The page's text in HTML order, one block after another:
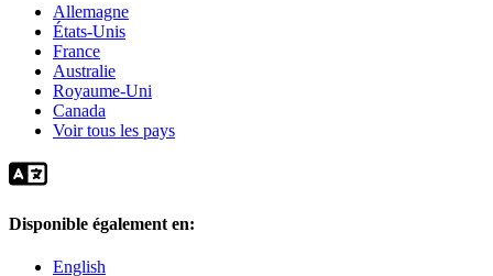
Allemagne
États-Unis
France
Australie
Royaume-Uni
Canada
Voir tous les pays
Disponible également en:
English